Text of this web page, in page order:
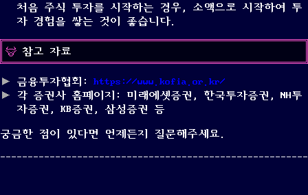
처음 주식 투자를 시작하는 경우, 소액으로 시작하여 투
자 경험을 쌓는 것이 좋습니다.
참고 자료
금융투자협회: https://www.kofia.or.kr/
각 증권사 홈페이지: 미래에셋증권, 한국투자증권, NH투
자증권, KB증권, 삼성증권 등
궁금한 점이 있다면 언제든지 질문해주세요.